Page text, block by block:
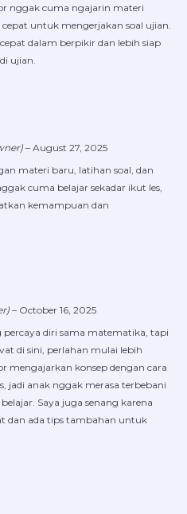
nggak cuma ngajarin materi
untuk mengerjakan soal ujian.
dalam berpikir dan lebih siap
ujian.
– August 27, 2025
materi baru, latihan soal, dan
cuma belajar sekadar ikut les,
kemampuan dan
– October 16, 2025
diri sama matematika, tapi
di sini, perlahan mulai lebih
mengajarkan konsep dengan cara
jadi anak nggak merasa terbebani
Saya juga senang karena
dan ada tips tambahan untuk